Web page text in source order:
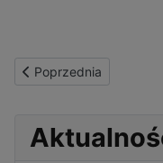
Poprzednia strona: 83.
Poprzednia